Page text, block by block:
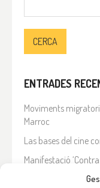
ENTRADES
Moviments
Marroc
Las bases del cine
Manifestació
En solidaritat amb